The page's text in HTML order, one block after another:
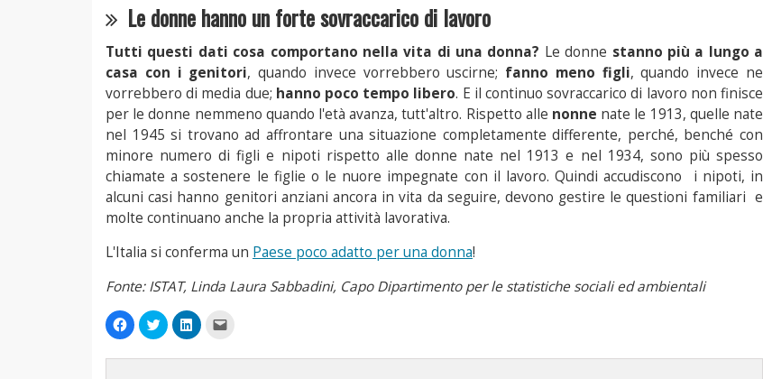
Le donne hanno un forte sovraccarico di lavoro
Tutti questi dati cosa comportano nella vita di una donna? Le donne stanno più a lungo a
casa con i genitori, quando invece vorrebbero uscirne; fanno meno figli, quando invece ne
vorrebbero di media due; hanno poco tempo libero. E il continuo sovraccarico di lavoro non finisce
per le donne nemmeno quando l'età avanza, tutt'altro. Rispetto alle nonne nate le 1913, quelle nate
nel 1945 si trovano ad affrontare una situazione completamente differente, perché, benché con
minore numero di figli e nipoti rispetto alle donne nate nel 1913 e nel 1934, sono più spesso
chiamate a sostenere le figlie o le nuore impegnate con il lavoro. Quindi accudiscono i nipoti, in
alcuni casi hanno genitori anziani ancora in vita da seguire, devono gestire le questioni familiari e
molte continuano anche la propria attività lavorativa.
L'Italia si conferma un Paese poco adatto per una donna!
Fonte: ISTAT, Linda Laura Sabbadini, Capo Dipartimento per le statistiche sociali ed ambientali
Fai
clic
Fai
clic
Fai
clic